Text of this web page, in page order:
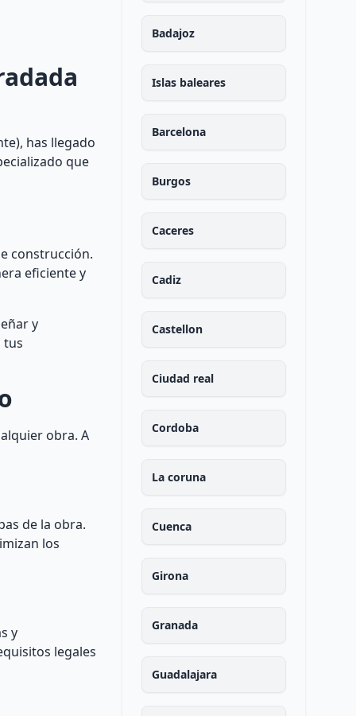
has llegado
que
construcción.
eficiente y
y
tus
obra. A
de la obra.
los
y
legales
Badajoz
Islas baleares
Barcelona
Burgos
Caceres
Cadiz
Castellon
Ciudad real
Cordoba
La coruna
Cuenca
Girona
Granada
Guadalajara